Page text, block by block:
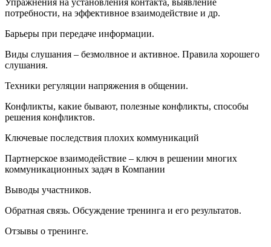
Упражнения на установления контакта, выявление
потребности, на эффективное взаимодействие и др.
Барьеры при передаче информации.
Виды слушания – безмолвное и активное. Правила хорошего
слушания.
Техники регуляции напряжения в общении.
Конфликты, какие бывают, полезные конфликты, способы
решения конфликтов.
Ключевые последствия плохих коммуникаций
Партнерское взаимодействие – ключ в решении многих
коммуникационных задач в Компании
Выводы участников.
Обратная связь. Обсуждение тренинга и его результатов.
Отзывы о тренинге.